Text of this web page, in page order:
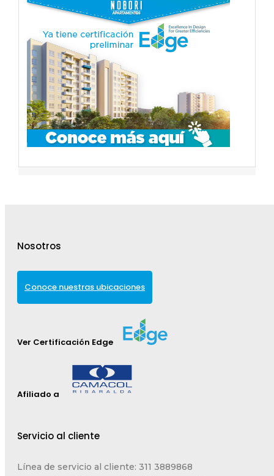
Nosotros
Conoce nuestras ubicaciones
Ver Certificación Edge
Afiliado a
Servicio al cliente
Línea de servicio al cliente: 311 3889868